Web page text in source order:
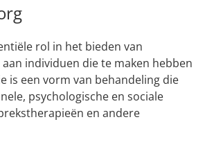
rol in het bieden van
individuen die te maken hebben
is een vorm van behandeling die
psychologische en sociale
en andere